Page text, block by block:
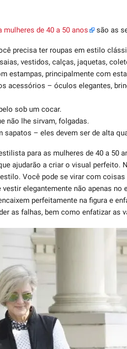
de 40 a 50 anos são as
precisa ter roupas em estilo
vestidos, calças, jaquetas,
estampas, principalmente com
acessórios – óculos elegantes,
sob um cocar.
não lhe sirvam, folgadas.
sapatos – eles devem ser de alta
para as mulheres de 40 a 50
ajudarão a criar o visual perfeito.
Você pode se virar com
elegantemente não apenas no
perfeitamente na figura e
as falhas, bem como enfatizar as